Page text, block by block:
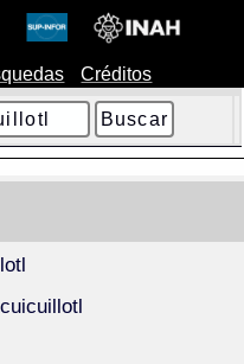
Créditos